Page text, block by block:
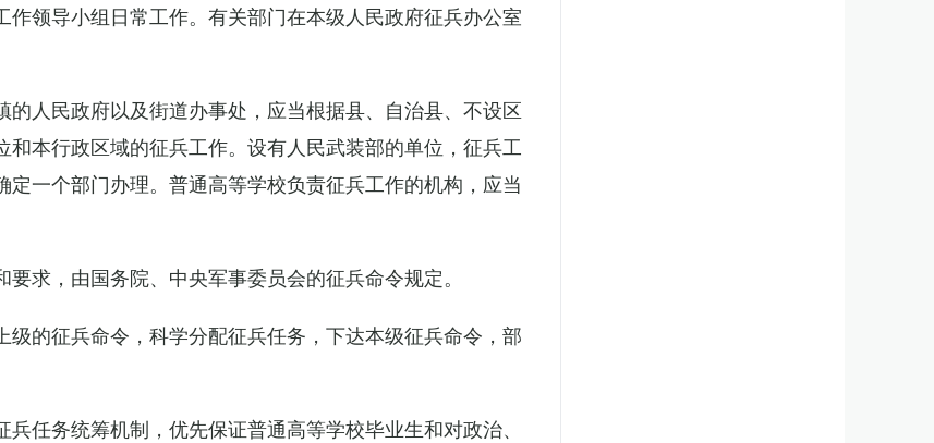
领导小组日常工作。有关部门在本级人民政府征兵办公室
人民政府以及街道办事处，应当根据县、自治县、不设区
本行政区域的征兵工作。设有人民武装部的单位，征兵工
一个部门办理。普通高等学校负责征兵工作的机构，应当
求，由国务院、中央军事委员会的征兵命令规定。
的征兵命令，科学分配征兵任务，下达本级征兵命令，部
任务统筹机制，优先保证普通高等学校毕业生和对政治、